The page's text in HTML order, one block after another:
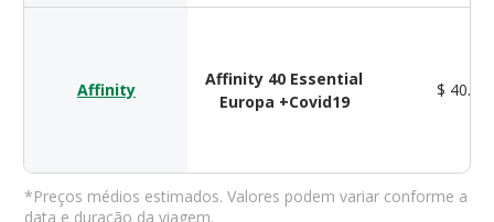
Affinity
Affinity 40 Essential
Europa +Covid19
$
*Preços médios estimados. Valores podem variar conforme a
data e duração da viagem.